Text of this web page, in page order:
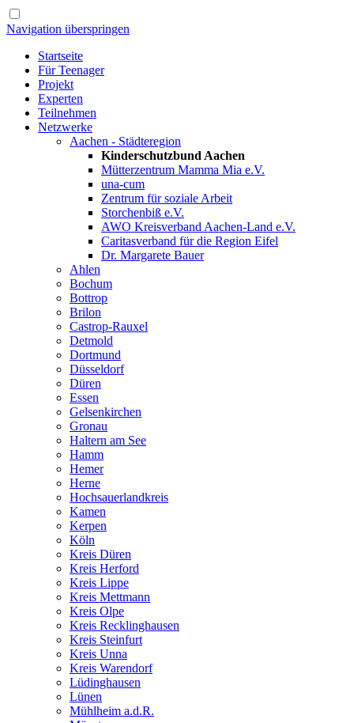
Navigation überspringen
Startseite
Für Teenager
Projekt
Experten
Teilnehmen
Netzwerke
Aachen - Städteregion
Kinderschutzbund Aachen
Mütterzentrum Mamma Mia e.V.
una-cum
Zentrum für soziale Arbeit
Storchenbiß e.V.
AWO Kreisverband Aachen-Land e.V.
Caritasverband für die Region Eifel
Dr. Margarete Bauer
Ahlen
Bochum
Bottrop
Brilon
Castrop-Rauxel
Detmold
Dortmund
Düsseldorf
Düren
Essen
Gelsenkirchen
Gronau
Haltern am See
Hamm
Hemer
Herne
Hochsauerlandkreis
Kamen
Kerpen
Köln
Kreis Düren
Kreis Herford
Kreis Lippe
Kreis Mettmann
Kreis Olpe
Kreis Recklinghausen
Kreis Steinfurt
Kreis Unna
Kreis Warendorf
Lüdinghausen
Lünen
Mühlheim a.d.R.